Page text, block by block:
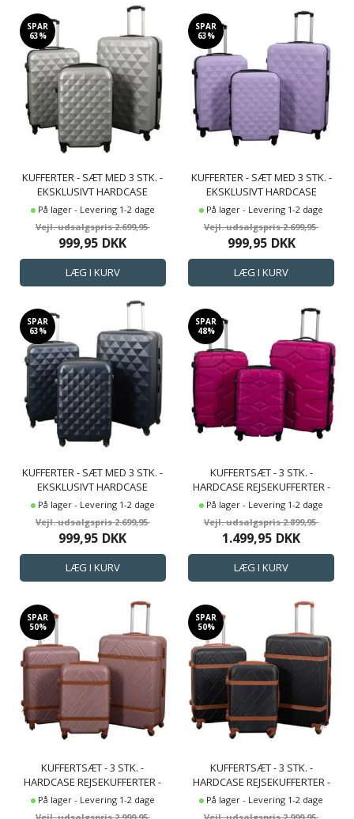
SPAR
63%
KUFFERTER - SÆT MED 3 STK. -
EKSKLUSIVT HARDCASE
KUFFERTSÆT TILBUD -
DIAMANT GRÅ
På lager - Levering 1-2 dage
2.699,95
999,95 DKK
SPAR
63%
KUFFERTER - SÆT MED 3 STK. -
EKSKLUSIVT HARDCASE
KUFFERTSÆT TILBUD -
DIAMANT LILLA
På lager - Levering 1-2 dage
2.699,95
999,95 DKK
SPAR
63%
KUFFERTER - SÆT MED 3 STK. -
EKSKLUSIVT HARDCASE
KUFFERTSÆT UDSALG -
DIAMANT MØRKEBLÅ
På lager - Levering 1-2 dage
2.699,95
999,95 DKK
SPAR
48%
KUFFERTSÆT - 3 STK. -
HARDCASE REJSEKUFFERTER -
MILITARY PINK - LETVÆGTS
KUFFERTER
På lager - Levering 1-2 dage
2.899,95
1.499,95 DKK
SPAR
50%
KUFFERTSÆT - 3 STK. -
HARDCASE REJSEKUFFERTER -
RETRO ROSA - LETVÆGTS
KUFFERTER
På lager - Levering 1-2 dage
SPAR
50%
KUFFERTSÆT - 3 STK. -
HARDCASE REJSEKUFFERTER -
RETRO SORT - LETVÆGTS
KUFFERTER
På lager - Levering 1-2 dage